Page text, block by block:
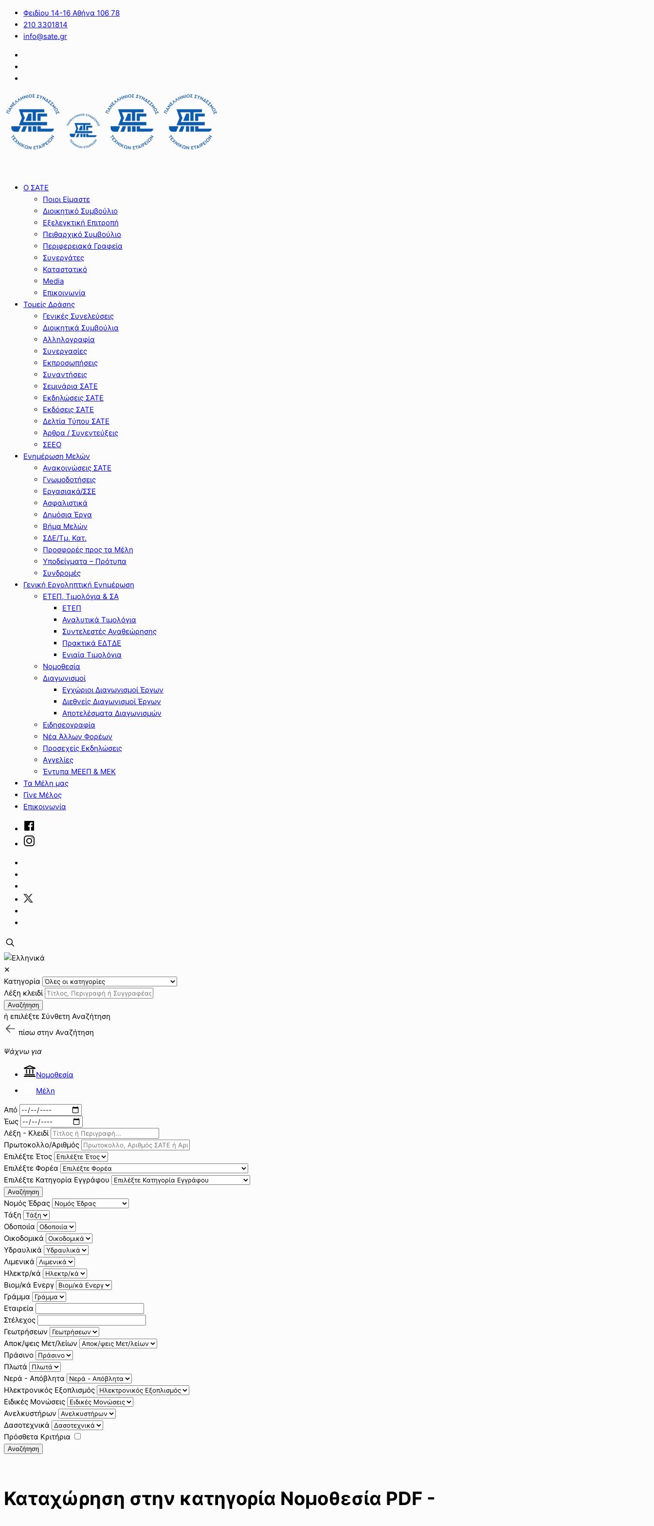
Φειδίου 14-16 Αθήνα 106 78
210 3301814
info@sate.gr
Ο ΣΑΤΕ
Ποιοι Είμαστε
Διοικητικό Συμβούλιο
Εξελεγκτική Επιτροπή
Πειθαρχικό Συμβούλιο
Περιφερειακά Γραφεία
Συνεργάτες
Καταστατικό
Media
Επικοινωνία
Τομείς Δράσης
Γενικές Συνελεύσεις
Διοικητικά Συμβούλια
Αλληλογραφία
Συνεργασίες
Εκπροσωπήσεις
Συναντήσεις
Σεμινάρια ΣΑΤΕ
Εκδηλώσεις ΣΑΤΕ
Εκδόσεις ΣΑΤΕ
Δελτία Τύπου ΣΑΤΕ
Άρθρα / Συνεντεύξεις
ΣΕΕΟ
Ενημέρωση Μελών
Ανακοινώσεις ΣΑΤΕ
Γνωμοδοτήσεις
Εργασιακά/ΣΣΕ
Ασφαλιστικά
Δημόσια Έργα
Βήμα Μελών
ΣΔΕ/Τμ. Κατ.
Προσφορές προς τα Μέλη
Υποδείγματα – Πρότυπα
Συνδρομές
Γενική Εργοληπτική Ενημέρωση
ΕΤΕΠ, Τιμολόγια & ΣΑ
ΕΤΕΠ
Αναλυτικά Τιμολόγια
Συντελεστές Αναθεώρησης
Πρακτικά ΕΔΤΔΕ
Ενιαία Τιμολόγια
Νομοθεσία
Διαγωνισμοί
Εγχώριοι Διαγωνισμοί Έργων
Διεθνείς Διαγωνισμοί Έργων
Αποτελέσματα Διαγωνισμών
Ειδησεογραφία
Νέα Άλλων Φορέων
Προσεχείς Εκδηλώσεις
Αγγελίες
Έντυπα ΜΕΕΠ & ΜΕΚ
Τα Μέλη μας
Γίνε Μέλος
Επικοινωνία
✕
Κατηγορία
Λέξη κλειδί
Αναζήτηση
ή επιλέξτε Σύνθετη Αναζήτηση
πίσω στην Αναζήτηση
Ψάχνω για
Νομοθεσία
Μέλη
Από
Έως
Λέξη - Κλειδί
Πρωτοκολλο/Αριθμός
Επιλέξτε Έτος
Επιλέξτε Φορέα
Επιλέξτε Κατηγορία Εγγράφου
Αναζήτηση
Νομός Έδρας
Τάξη
Οδοποιία
Οικοδομικά
Υδραυλικά
Λιμενικά
Ηλεκτρ/κά
Βιομ/κά Ενεργ
Γράμμα
Εταιρεία
Στέλεχος
Γεωτρήσεων
Αποκ/ψεις Μετ/λείων
Πράσινο
Πλωτά
Νερά - Απόβλητα
Ηλεκτρονικός Εξοπλισμός
Ειδικές Μονώσεις
Ανελκυστήρων
Δασοτεχνικά
Πρόσθετα Κριτήρια
Αναζήτηση
Καταχώρηση στην κατηγορία Νομοθεσία PDF -